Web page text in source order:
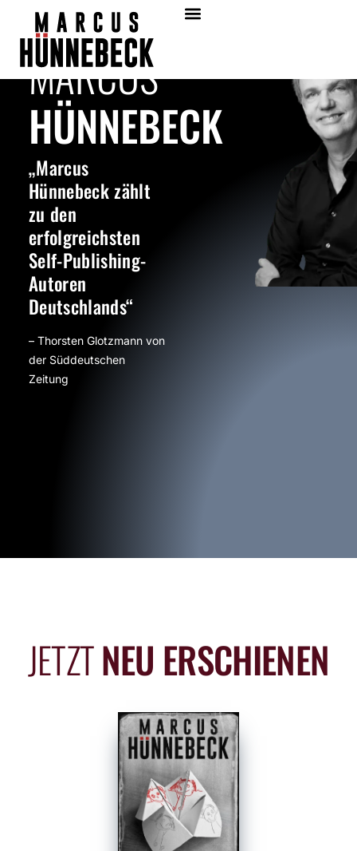
MARCUS
HÜNNEBECK
„Marcus
Hünnebeck zählt
zu den
erfolgreichsten
Self-Publishing-
Autoren
Deutschlands“
– Thorsten Glotzmann von
der Süddeutschen
Zeitung
JETZTNEU ERSCHIENEN